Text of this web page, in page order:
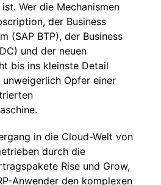
Wer die Mechanismen
der Business
(SAP BTP), der Business
und der neuen
bis ins kleinste Detail
Opfer einer
in die Cloud-Welt von
durch die
Rise und Grow,
Anwender den komplexen